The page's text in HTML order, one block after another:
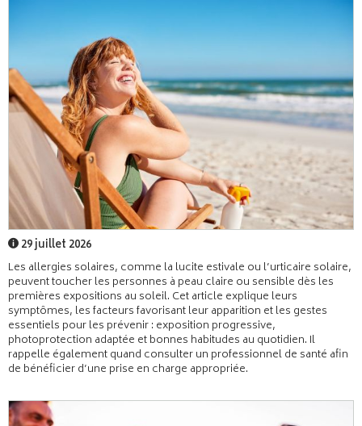
29 juillet 2026
Les allergies solaires, comme la lucite estivale ou l’urticaire solaire,
peuvent toucher les personnes à peau claire ou sensible dès les
premières expositions au soleil. Cet article explique leurs
symptômes, les facteurs favorisant leur apparition et les gestes
essentiels pour les prévenir : exposition progressive,
photoprotection adaptée et bonnes habitudes au quotidien. Il
rappelle également quand consulter un professionnel de santé afin
de bénéficier d’une prise en charge appropriée.